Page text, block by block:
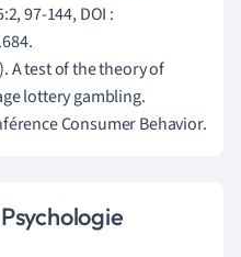
97-144, DOI :
A test of the theory of
lottery gambling.
Consumer Behavior.